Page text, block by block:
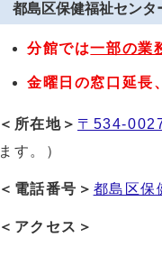
都島区保健福祉センタ
分館では一部の業
金曜日の窓口延長
＜所在地＞ 〒534-
ます。）
＜電話番号＞ 都島区保
＜アクセス＞